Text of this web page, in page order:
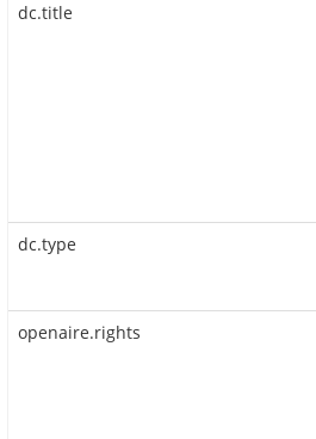
dc.title
dc.type
openaire.rights